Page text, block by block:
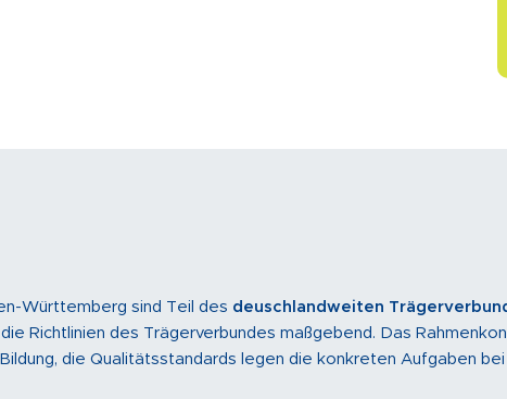
Württemberg sind Teil des deuschlandweiten
Richtlinien des Trägerverbundes maßgebend. Das
die Qualitätsstandards legen die konkreten Aufgaben